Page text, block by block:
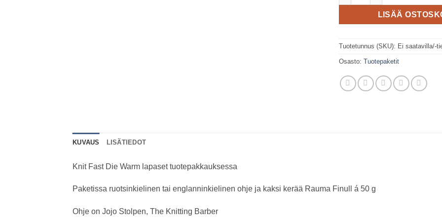
LISÄÄ
Tuotetunnus (SKU): Ei saatavilla/-
Osasto: Tuotepaketit
KUVAUS LISÄTIEDOT
Knit Fast Die Warm lapaset tuotepakkauksessa
Paketissa ruotsinkielinen tai englanninkielinen ohje ja kaksi kerää Rauma Finull á 50 g
Ohje on Jojo Stolpen, The Knitting Barber